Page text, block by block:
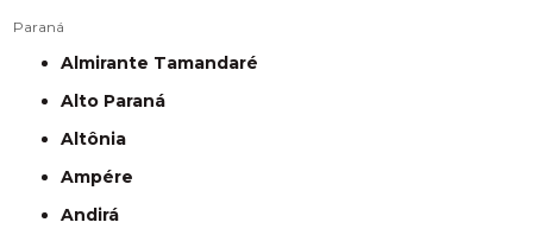
Paraná
Almirante Tamandaré
Alto Paraná
Altônia
Ampére
Andirá